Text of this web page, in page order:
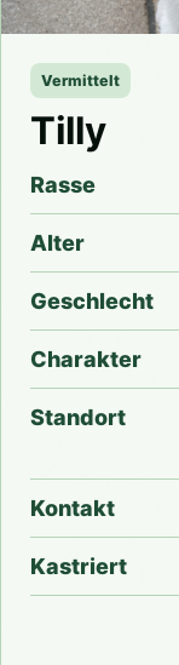
Vermittelt
Tilly
Rasse
Alter
Geschlecht
Charakter
Standort
Kontakt
Kastriert